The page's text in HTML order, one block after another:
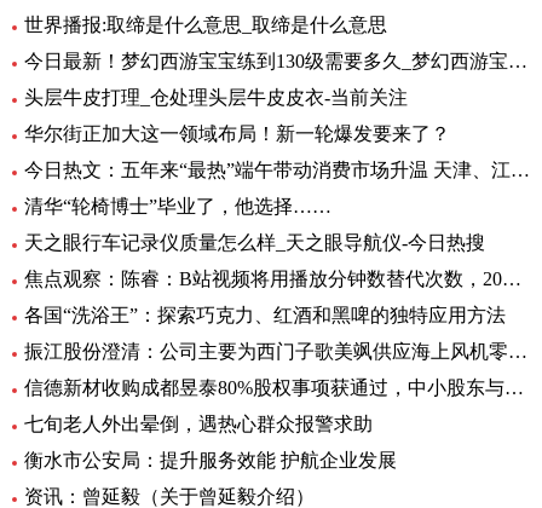
世界播报:取缔是什么意思_取缔是什么意思
今日最新！梦幻西游宝宝练到130级需要多久_梦幻西游宝宝练级地点
头层牛皮打理_仓处理头层牛皮皮衣-当前关注
华尔街正加大这一领域布局！新一轮爆发要来了？
今日热文：五年来“最热”端午带动消费市场升温 天津、江苏、重庆等5省销售额超过2019年
清华“轮椅博士”毕业了，他选择……
天之眼行车记录仪质量怎么样_天之眼导航仪-今日热搜
焦点观察：陈睿：B站视频将用播放分钟数替代次数，2022 年 UP 主总收入同比增加 28%
各国“洗浴王”：探索巧克力、红酒和黑啤的独特应用方法
振江股份澄清：公司主要为西门子歌美飒供应海上风机零部件-环球精选
信德新材收购成都昱泰80%股权事项获通过，中小股东与大股东存分歧
七旬老人外出晕倒，遇热心群众报警求助
衡水市公安局：提升服务效能 护航企业发展
资讯：曾延毅（关于曾延毅介绍）